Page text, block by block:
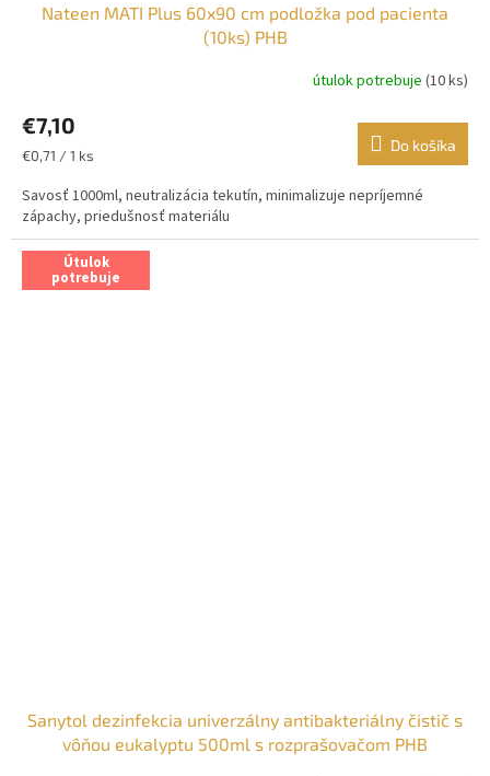
Nateen MATI Plus 60x90 cm podložka pod pacienta
(10ks) PHB
útulok potrebuje (10 ks)
€7,10
Jednotková
€0,71 / 1 ks
Do košíka
Savosť 1000ml, neutralizácia tekutín, minimalizuje nepríjemné
zápachy, priedušnosť materiálu
Útulok
potrebuje
Sanytol dezinfekcia univerzálny antibakteriálny čistič s
vôňou eukalyptu 500ml s rozprašovačom PHB